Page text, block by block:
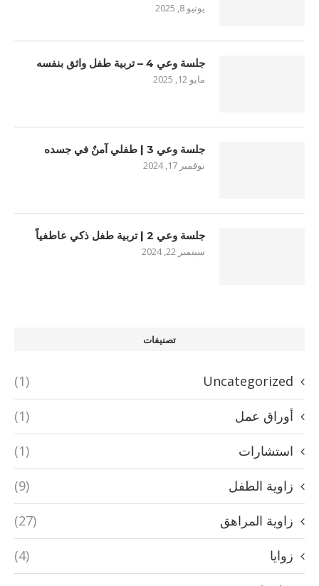
يونيو 8, 2025
جلسة وعي 4 – تربية طفل واثق بنفسه
مايو 12, 2025
جلسة وعي 3 | طفلي آمنٌ في جسده
نوفمبر 17, 2024
جلسة وعي 2 | تربية طفل ذكي عاطفياً
سبتمبر 22, 2024
تصنيفات
Uncategorized
(1)
أوراق عمل (1)
استشارات (1)
زاوية الطفل (9)
زاوية المراهق (27)
زوايا (4)